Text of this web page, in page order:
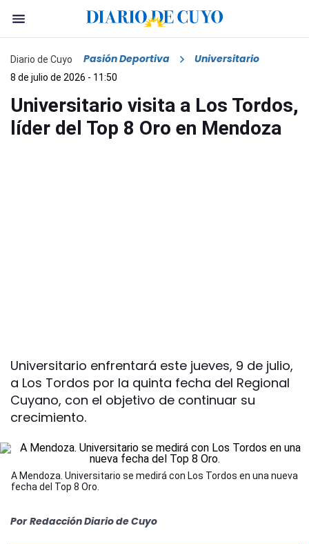
Diario de Cuyo Pasión Deportiva Universitario
8 de julio de 2026 - 11:50
Universitario visita a Los Tordos,
líder del Top 8 Oro en Mendoza
Universitario enfrentará este jueves, 9 de julio,
a Los Tordos por la quinta fecha del Regional
Cuyano, con el objetivo de continuar su
crecimiento.
A Mendoza. Universitario se medirá con Los Tordos en una nueva
fecha del Top 8 Oro.
Por Redacción Diario de Cuyo